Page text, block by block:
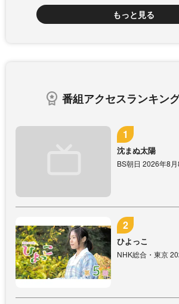
もっと見る
番組アクセスランキング
沈まぬ太陽
BS朝日 2026年8
ひよっこ
NHK総合・東京